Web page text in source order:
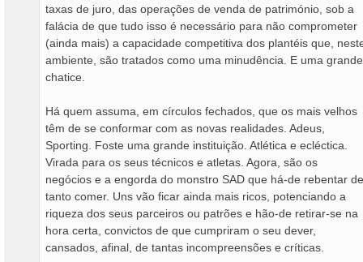
taxas de juro, das operações de venda de património, sob a
falácia de que tudo isso é necessário para não comprometer
(ainda mais) a capacidade competitiva dos plantéis que,
ambiente, são tratados como uma minudência. E uma grande
chatice.
Há quem assuma, em círculos fechados, que os mais velhos
têm de se conformar com as novas realidades. Adeus,
Sporting. Foste uma grande instituição. Atlética e ecléctica.
Virada para os seus técnicos e atletas. Agora, são os
negócios e a engorda do monstro SAD que há-de rebentar de
tanto comer. Uns vão ficar ainda mais ricos, potenciando a
riqueza dos seus parceiros ou patrões e hão-de retirar-se na
hora certa, convictos de que cumpriram o seu dever,
cansados, afinal, de tantas incompreensões e críticas.